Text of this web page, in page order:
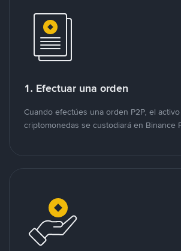
1. Efectuar una orden
Cuando efectúes una orden P2P, el
criptomonedas se custodiará en Binance